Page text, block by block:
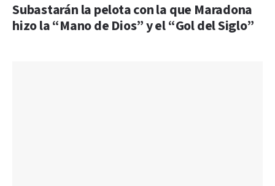
Subastarán la pelota con la que Maradona
hizo la “Mano de Dios” y el “Gol del Siglo”